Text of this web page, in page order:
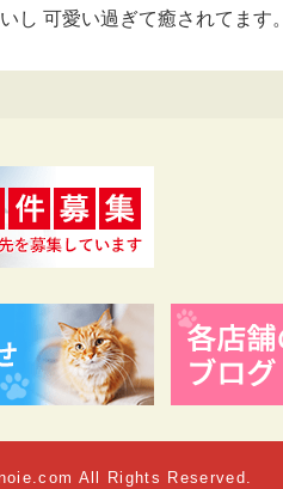
し 可愛い過ぎて癒されてます。
All Rights Reserved.